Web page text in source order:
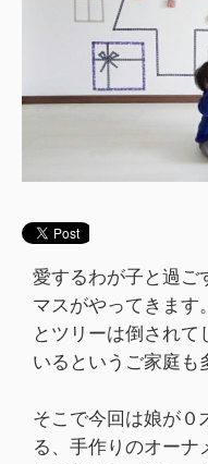
愛するわが子と過ご
マスがやってきます
とツリーは倒されて
いるというご家庭も
そこで今回は娘が０
る、手作りのオーナ